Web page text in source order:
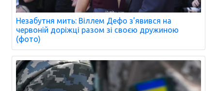
Незабутня мить: Віллем Дефо з'явився на
червоній доріжці разом зі своєю дружиною
(фото)